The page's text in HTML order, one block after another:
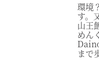
環境
す。
山王
めん
まで